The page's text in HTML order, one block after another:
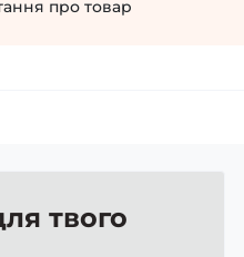
про товар
твого